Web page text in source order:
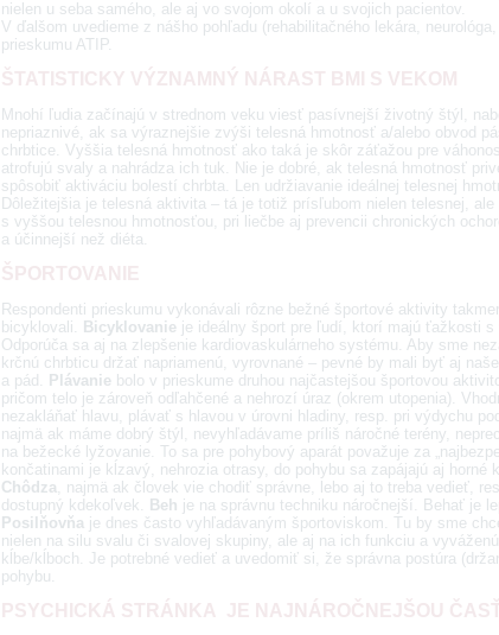
nielen u seba samého, ale aj vo svojom okolí a u svojich pacientov.
V ďalšom uvedieme z nášho pohľadu (rehabilitačného lekára,
prieskumu ATIP.
Mnohí ľudia začínajú v strednom veku viesť pasívnejší životný štýl,
nepriaznivé, ak sa výraznejšie zvýši telesná hmotnosť a/alebo obvod
chrbtice. Vyššia telesná hmotnosť ako taká je skôr záťažou pre
atrofujú svaly a nahrádza ich tuk. Nie je dobré, ak telesná hmotnosť
spôsobiť aktiváciu bolestí chrbta. Len udržiavanie ideálnej telesnej
Dôležitejšia je telesná aktivita – tá je totiž prísľubom nielen telesnej,
s vyššou telesnou hmotnosťou, pri liečbe aj prevencii chronických
a účinnejší než diéta.
Respondenti prieskumu vykonávali rôzne bežné športové aktivity
bicyklovali.
Bicyklovanie je ideálny šport pre ľudí, ktorí majú ťažkosti s
Odporúča sa aj na zlepšenie kardiovaskulárneho systému. Aby sme
krčnú chrbticu držať napriamenú, vyrovnané – pevné by mali byť aj
a pád.
Plávanie bolo v prieskume druhou najčastejšou športovou
pričom telo je zároveň odľahčené a nehrozí úraz (okrem utopenia).
nezakláňať hlavu, plávať s hlavou v úrovni hladiny, resp. pri výdychu
najmä ak máme dobrý štýl, nevyhľadávame príliš náročné terény,
na bežecké lyžovanie. To sa pre pohybový aparát považuje za
končatinami je kĺzavý, nehrozia otrasy, do pohybu sa zapájajú aj horné
Chôdza , najmä ak človek vie chodiť správne, lebo aj to treba vedieť,
dostupný kdekoľvek.
Beh je na správnu techniku náročnejší. Behať je
Posilňovňa je dnes často vyhľadávaným športoviskom. Tu by sme
nielen na silu svalu či svalovej skupiny, ale aj na ich funkciu a
kĺbe/kĺboch. Je potrebné vedieť a uvedomiť si, že správna postúra
pohybu.